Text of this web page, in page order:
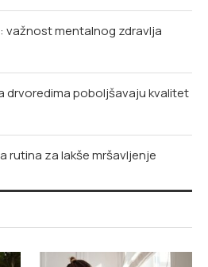
važnost mentalnog zdravlja
drvoredima poboljšavaju kvalitet
rutina za lakše mršavljenje